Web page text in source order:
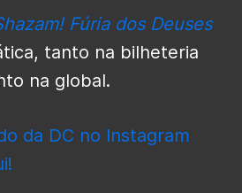
Fúria dos Deuses
tanto na bilheteria
na global.
da DC no Instagram